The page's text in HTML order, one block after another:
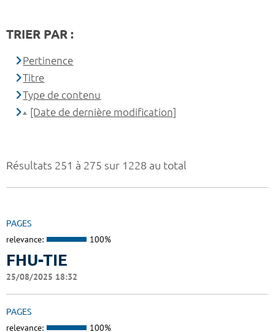
Résultats 251 à 275 sur 1228 au total
PAGES
relevance: 100%
FHU-TIE
25/08/2025 18:32
PAGES
relevance: 100%
TRIER PAR :
Pertinence
Titre
Type de contenu
[Date de dernière modification]